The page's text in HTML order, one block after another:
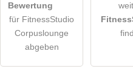
Hiermit akzeptiere ich
DieDatenschutzerklärung
öffentliche Frage stellen
Bewertung
für FitnessStudio
Corpuslounge
abgeben